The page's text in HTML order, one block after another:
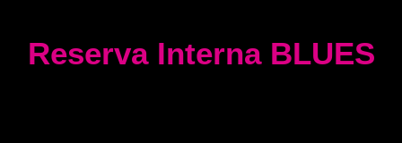
Reserva Interna BLUES